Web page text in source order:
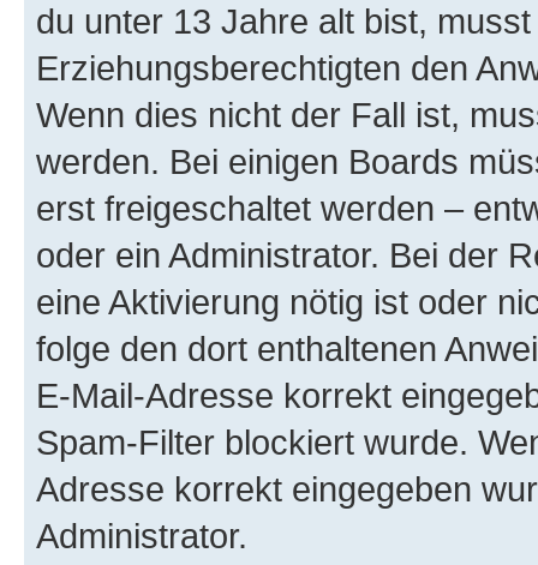
du unter 13 Jahre alt bist,
Erziehungsberechtigten den
Wenn dies nicht der Fall ist,
werden. Bei einigen Boards
erst freigeschaltet werden –
oder ein Administrator. Bei der
eine Aktivierung nötig ist oder
folge den dort enthaltenen
E-Mail-Adresse korrekt
Spam-Filter blockiert wurde.
Adresse korrekt eingegeben
Administrator.